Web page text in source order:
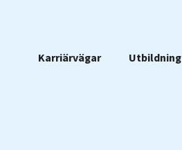
Karriärvägar Utbildning